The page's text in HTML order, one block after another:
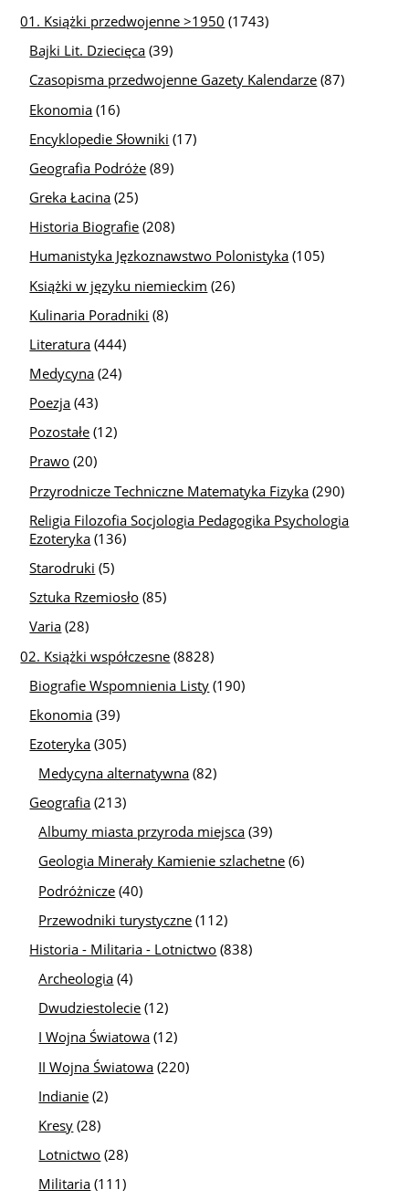
01. Książki przedwojenne >1950 (1743)
Bajki Lit. Dziecięca (39)
Czasopisma przedwojenne Gazety Kalendarze (87)
Ekonomia (16)
Encyklopedie Słowniki (17)
Geografia Podróże (89)
Greka Łacina (25)
Historia Biografie (208)
Humanistyka Jęzkoznawstwo Polonistyka (105)
Książki w języku niemieckim (26)
Kulinaria Poradniki (8)
Literatura (444)
Medycyna (24)
Poezja (43)
Pozostałe (12)
Prawo (20)
Przyrodnicze Techniczne Matematyka Fizyka (290)
Religia Filozofia Socjologia Pedagogika Psychologia
Ezoteryka (136)
Starodruki (5)
Sztuka Rzemiosło (85)
Varia (28)
02. Książki współczesne (8828)
Biografie Wspomnienia Listy (190)
Ekonomia (39)
Ezoteryka (305)
Medycyna alternatywna (82)
Geografia (213)
Albumy miasta przyroda miejsca (39)
Geologia Minerały Kamienie szlachetne (6)
Podróżnicze (40)
Przewodniki turystyczne (112)
Historia - Militaria - Lotnictwo (838)
Archeologia (4)
Dwudziestolecie (12)
I Wojna Światowa (12)
II Wojna Światowa (220)
Indianie (2)
Kresy (28)
Lotnictwo (28)
Militaria (111)